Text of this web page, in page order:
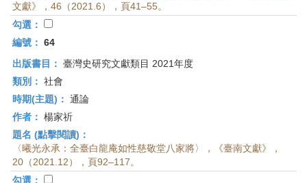
文獻》，46（2021.6），頁41–55。
勾選：
編號： 64
出版書目： 臺灣史研究文獻類目 2021年度
類別： 社會
時期(主題)： 通論
作者： 楊家祈
題名 (點擊閱讀)：
〈曦光永承：全臺白龍庵如性慈敬堂八家將〉，《臺南文獻》，
20（2021.12），頁92–117。
勾選：